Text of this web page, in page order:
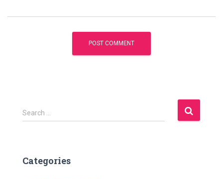
S
e
h
Search …
Categories